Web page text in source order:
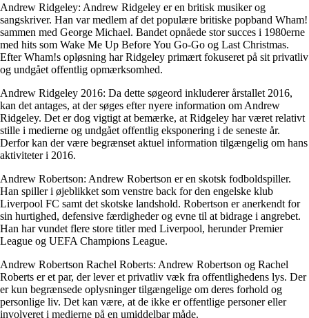
Andrew Ridgeley: Andrew Ridgeley er en britisk musiker og
sangskriver. Han var medlem af det populære britiske popband Wham!
sammen med George Michael. Bandet opnåede stor succes i 1980erne
med hits som Wake Me Up Before You Go-Go og Last Christmas.
Efter Wham!s opløsning har Ridgeley primært fokuseret på sit privatliv
og undgået offentlig opmærksomhed.
Andrew Ridgeley 2016: Da dette søgeord inkluderer årstallet 2016,
kan det antages, at der søges efter nyere information om Andrew
Ridgeley. Det er dog vigtigt at bemærke, at Ridgeley har været relativt
stille i medierne og undgået offentlig eksponering i de seneste år.
Derfor kan der være begrænset aktuel information tilgængelig om hans
aktiviteter i 2016.
Andrew Robertson: Andrew Robertson er en skotsk fodboldspiller.
Han spiller i øjeblikket som venstre back for den engelske klub
Liverpool FC samt det skotske landshold. Robertson er anerkendt for
sin hurtighed, defensive færdigheder og evne til at bidrage i angrebet.
Han har vundet flere store titler med Liverpool, herunder Premier
League og UEFA Champions League.
Andrew Robertson Rachel Roberts: Andrew Robertson og Rachel
Roberts er et par, der lever et privatliv væk fra offentlighedens lys. Der
er kun begrænsede oplysninger tilgængelige om deres forhold og
personlige liv. Det kan være, at de ikke er offentlige personer eller
involveret i medierne på en umiddelbar måde.